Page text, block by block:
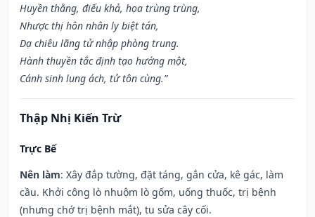
Huyền thằng, điếu khả, họa trùng trùng,
Nhược thị hôn nhân ly biệt tán,
Dạ chiêu lãng tử nhập phòng trung.
Hành thuyền tắc định tạo hướng một,
Cánh sinh lung ách, tử tôn cùng.”
Thập Nhị Kiến Trừ
Trực Bế
Nên làm: Xây đắp tường, đặt táng, gắn cửa, kê gác, làm
cầu. Khởi công lò nhuộm lò gốm, uống thuốc, trị bệnh
(nhưng chớ trị bệnh mắt), tu sửa cây cối.